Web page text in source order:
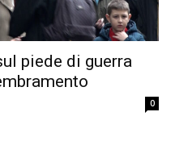
piede di guerra
0